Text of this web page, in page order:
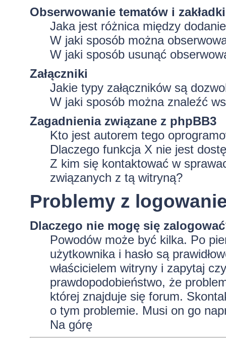
Obserwowanie tematów i zakładki
Jaka jest różnica między
W jaki sposób można
W jaki sposób usunąć
Załączniki
Jakie typy załączników są
W jaki sposób można znaleźć
Zagadnienia związane z phpBB3
Kto jest autorem tego
Dlaczego funkcja X nie jest
Z kim się kontaktować w
związanych z tą witryną?
Problemy z
Dlaczego nie mogę się
Powodów może być kilka. Po
użytkownika i hasło są
właścicielem witryny i zapytaj
prawdopodobieństwo, że
której znajduje się forum.
o tym problemie. Musi on go
Na górę